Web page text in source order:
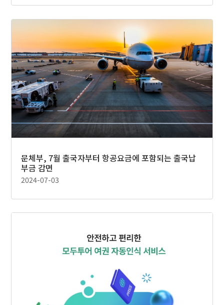
문체부, 7월 출국자부터 항공요금에 포함되는 출국납
부금 감면
2024-07-03